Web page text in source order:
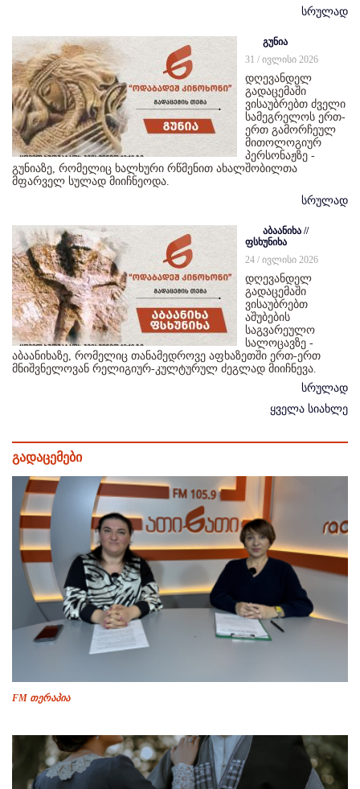
სრულად
გუნია
31 / ივლისი 2026
დღევანდელ
გადაცემაში
ვისაუბრებთ ძველი
სამეგრელოს ერთ-
ერთ გამორჩეულ
მითოლოგიურ
პერსონაჟზე -
გუნიაზე, რომელიც ხალხური რწმენით ახალშობილთა
მფარველ სულად მიიჩნეოდა.
სრულად
აბაანიხა //
ფსხუნიხა
24 / ივლისი 2026
დღევანდელ
გადაცემაში
ვისაუბრებთ
აშუბების
საგვარეულო
სალოცავზე -
აბაანიხაზე, რომელიც თანამედროვე აფხაზეთში ერთ-ერთ
მნიშვნელოვან რელიგიურ-კულტურულ ძეგლად მიიჩნევა.
სრულად
ყველა სიახლე
გადაცემები
FM თერაპია